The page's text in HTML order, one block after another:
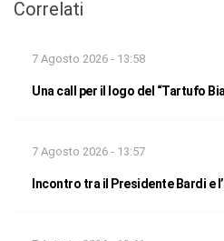
Correlati
7 Agosto 2026 - 13:58
Una call per il logo del “Tartufo
7 Agosto 2026 - 13:57
Incontro tra il Presidente Bardi e